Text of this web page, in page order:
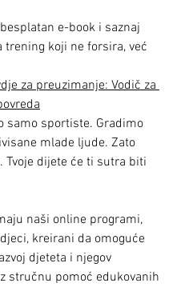
e-book i saznaj
trening koji ne forsira, već
za preuzimanje: Vodič za
samo sportiste. Gradimo
mlade ljude. Zato
Tvoje dijete će ti sutra biti
naši online programi,
kreirani da omoguće
djeteta i njegov
stručnu pomoć edukovanih